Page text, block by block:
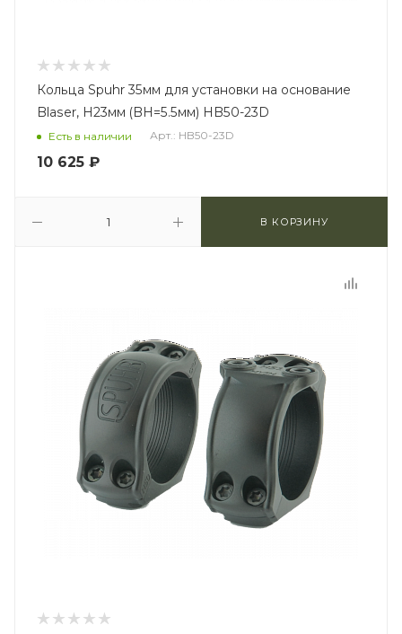
Кольца Spuhr 35мм для установки на основание
Blaser, H23мм (BH=5.5мм) HB50-23D
Есть в наличии Арт.: HB50-23D
10 625 ₽
В КОРЗИНУ